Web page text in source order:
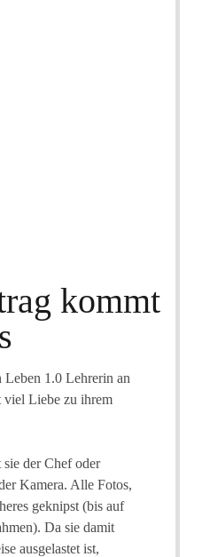
kommt
Leben 1.0 Lehrerin an
viel Liebe zu ihrem
der Chef oder
Kamera. Alle Fotos,
geknipst (bis auf
Da sie damit
ausgelastet ist,